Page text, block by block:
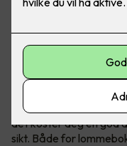
Prisen er
Solceller er en
det koster deg en god
sikt. Både for